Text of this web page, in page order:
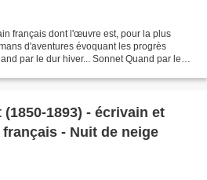
français dont l'œuvre est, pour la plus
d'aventures évoquant les progrès
par le dur hiver... Sonnet Quand par le
1893) - écrivain et
- Nuit de neige